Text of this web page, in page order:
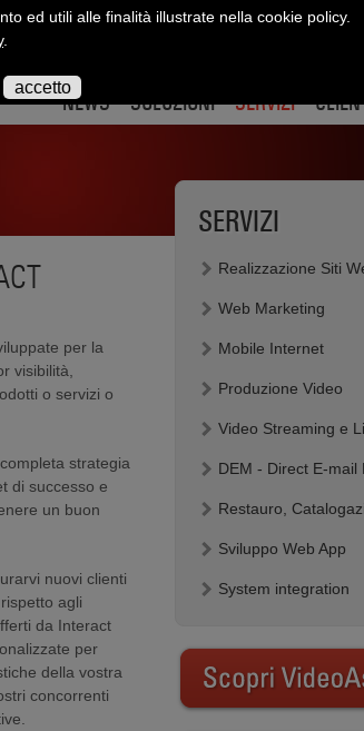
NEWS SOLUZIONI SERVIZI
per la
visibilità,
o servizi o
strategia
di successo e
un buon
nuovi clienti
agli
da Interact
per
della vostra
concorrenti
SERVIZI
Realizzazione Siti
Web Marketing
Mobile Internet
Produzione Video
Video Streaming e
DEM - Direct E-mail
Restauro,
Sviluppo Web App
System integration
ed utili alle finalità illustrate nella cookie policy.
.
accetto